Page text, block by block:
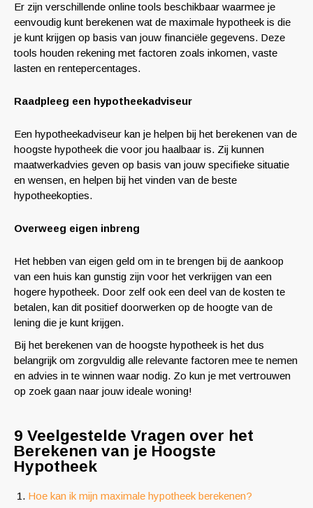
Er zijn verschillende online tools beschikbaar waarmee je
eenvoudig kunt berekenen wat de maximale hypotheek is die
je kunt krijgen op basis van jouw financiële gegevens. Deze
tools houden rekening met factoren zoals inkomen, vaste
lasten en rentepercentages.
Raadpleeg een hypotheekadviseur
Een hypotheekadviseur kan je helpen bij het berekenen van de
hoogste hypotheek die voor jou haalbaar is. Zij kunnen
maatwerkadvies geven op basis van jouw specifieke situatie
en wensen, en helpen bij het vinden van de beste
hypotheekopties.
Overweeg eigen inbreng
Het hebben van eigen geld om in te brengen bij de aankoop
van een huis kan gunstig zijn voor het verkrijgen van een
hogere hypotheek. Door zelf ook een deel van de kosten te
betalen, kan dit positief doorwerken op de hoogte van de
lening die je kunt krijgen.
Bij het berekenen van de hoogste hypotheek is het dus
belangrijk om zorgvuldig alle relevante factoren mee te nemen
en advies in te winnen waar nodig. Zo kun je met vertrouwen
op zoek gaan naar jouw ideale woning!
9 Veelgestelde Vragen over het
Berekenen van je Hoogste
Hypotheek
Hoe kan ik mijn maximale hypotheek berekenen?